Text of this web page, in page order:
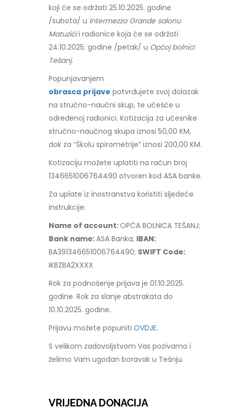
koji će se održati 25.10.2025. godine
/subota/ u Intermezzo Grande salonu
Matuzićii radionice koja će se održati
24.10.2025. godine /petak/ u Općoj bolnici
Tešanj.
Popunjavanjem
obrasca prijave potvrđujete svoj dolazak
na stručno-naučni skup, te učešće u
određenoj radionici. Kotizacija za učesnike
stručno-naučnog skupa iznosi 50,00 KM,
dok za “Školu spirometrije” iznosi 200,00 KM.
Kotizaciju možete uplatiti na račun broj
1346651006764490 otvoren kod ASA banke.
Za uplate iz inostranstva koristiti sljedeće
instrukcije:
Name of account:OPĆA BOLNICA TEŠANJ;
Bank name:ASA Banka; IBAN:
BA391346651006764490; SWIFT Code:
IKBZBA2XXXX
Rok za podnošenje prijava je 01.10.2025.
godine. Rok za slanje abstrakata do
10.10.2025. godine.
Prijavu možete popunitiOVDJE.
S velikom zadovoljstvom Vas pozivamo i
želimo Vam ugodan boravak u Tešnju.
VRIJEDNA DONACIJA